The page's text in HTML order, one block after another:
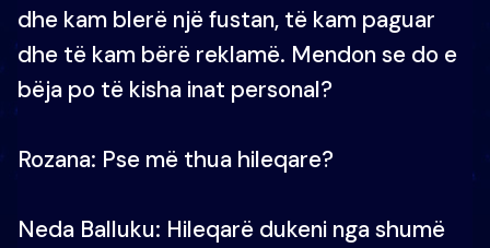
dhe kam blerë një fustan, të kam paguar
dhe të kam bërë reklamë. Mendon se do e
bëja po të kisha inat personal?
Rozana: Pse më thua hileqare?
Neda Balluku: Hileqarë dukeni nga shumë